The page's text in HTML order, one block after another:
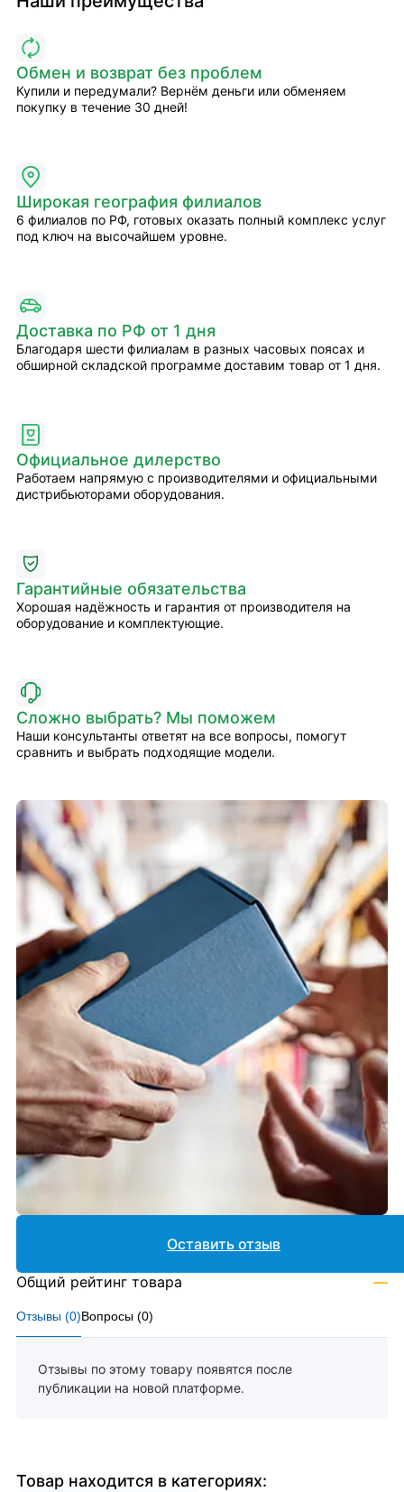
Обмен и возврат без проблем
Купили и передумали? Вернём деньги или обменяем
покупку в течение 30 дней!
Широкая география филиалов
6 филиалов по РФ, готовых оказать полный комплекс услуг
под ключ на высочайшем уровне.
Доставка по РФ от 1 дня
Благодаря шести филиалам в разных часовых поясах и
обширной складской программе доставим товар от 1 дня.
Официальное дилерство
Работаем напрямую с производителями и официальными
дистрибьюторами оборудования.
Гарантийные обязательства
Хорошая надёжность и гарантия от производителя на
оборудование и комплектующие.
Сложно выбрать? Мы поможем
Наши консультанты ответят на все вопросы, помогут
сравнить и выбрать подходящие модели.
Отзывы (0)Вопросы (0)
Отзывы по этому товару появятся после
публикации на новой платформе.
Оставить отзыв
Общий рейтинг товара —
Товар находится в категориях: